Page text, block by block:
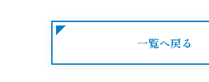
一覧へ戻る